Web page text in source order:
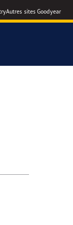
Autres sites Goodyear